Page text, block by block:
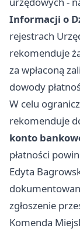
Informacji o
rejestrach
rekomenduje
za wpłaconą
dowody
W celu
rekomenduje
konto
płatności
Edyta
zgłoszenie
Komenda